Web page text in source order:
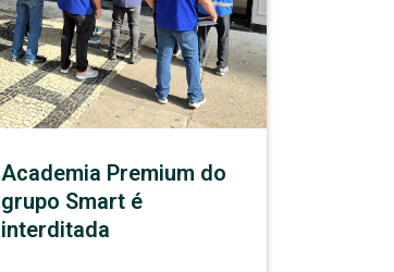
Academia Premium do
grupo Smart é
interditada